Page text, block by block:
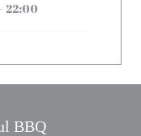
22:00
BBQ